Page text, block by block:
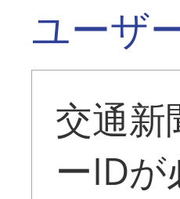
ユーザ
交通新
ーID